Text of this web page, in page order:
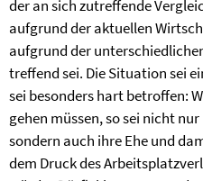
der an sich zutreffende
aufgrund der aktuellen
aufgrund der
treffend sei. Die Situation sei
sei besonders hart betroffen:
gehen müssen, so sei nicht
sondern auch ihre Ehe und
dem Druck des